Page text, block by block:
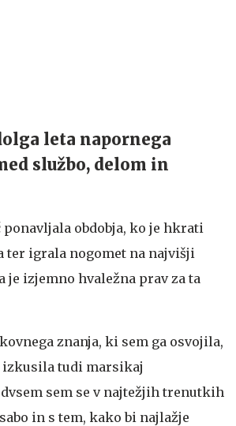
leta napornega
službo, delom in
ponavljala obdobja, ko je hkrati
ter igrala nogomet na najvišji
je izjemno hvaležna prav za ta
znanja, ki sem ga osvojila,
izkusila tudi marsikaj
sem se v najtežjih trenutkih
in s tem, kako bi najlažje